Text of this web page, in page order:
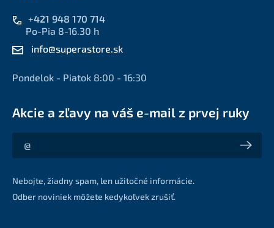
+421 948 170 714
Po-Pia 8-16.30 h
info@superastore.sk
Pondelok - Piatok 8:00 - 16:30
Akcie a zľavy na váš e-mail z prvej ruky
Akcie a zľavy na váš e-mail z prvej ruky
Nebojte, žiadny spam, len užitočné informácie.
Odber noviniek môžete kedykoľvek zrušiť.